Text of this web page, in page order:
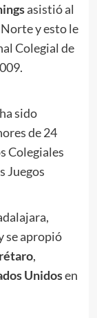
asistió al
y esto le
Colegial de
sido
de 24
Colegiales
Juegos
se apropió
,
Unidosen